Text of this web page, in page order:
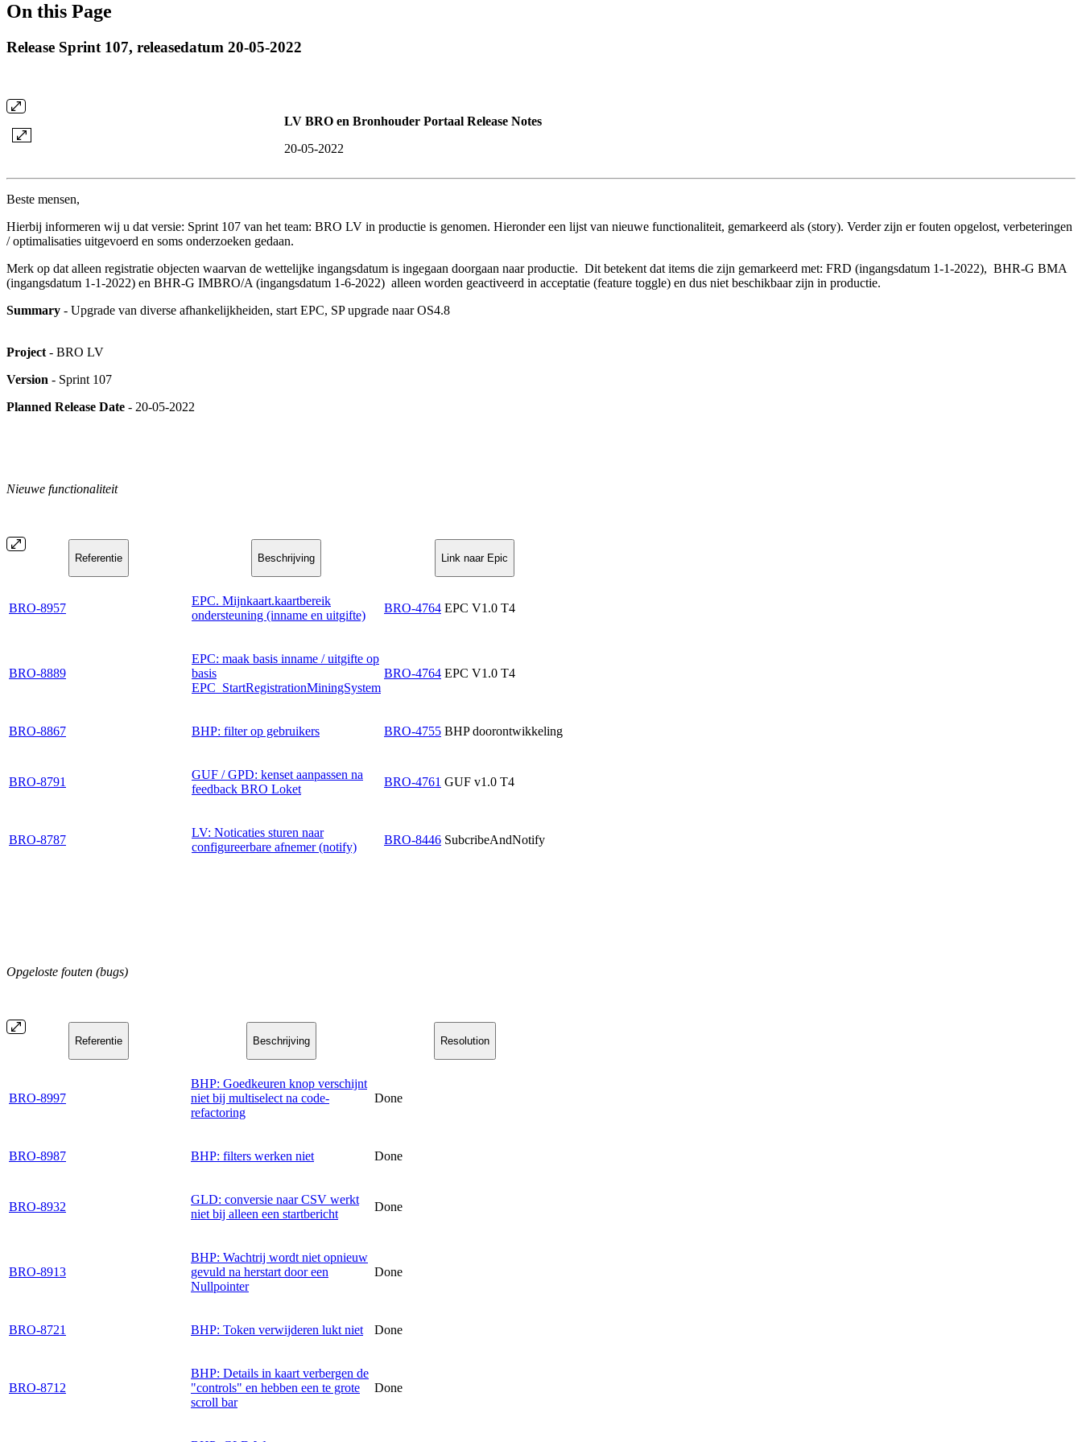
On this Page
Release Sprint 107, releasedatum 20-05-2022
LV BRO en Bronhouder Portaal Release Notes
20-05-2022
Beste mensen,
Hierbij informeren wij u dat versie: Sprint 107 van het team: BRO LV in productie is genomen. Hieronder een lijst van nieuwe functionaliteit, gemarkeerd als (story). Verder zijn er fouten opgelost, verbeteringen
/ optimalisaties uitgevoerd en soms onderzoeken gedaan.
Merk op dat alleen registratie objecten waarvan de wettelijke ingangsdatum is ingegaan doorgaan naar productie. Dit betekent dat items die zijn gemarkeerd met: FRD (ingangsdatum 1-1-2022), BHR-G BMA
(ingangsdatum 1-1-2022) en BHR-G IMBRO/A (ingangsdatum 1-6-2022) alleen worden geactiveerd in acceptatie (feature toggle) en dus niet beschikbaar zijn in productie.
Summary - Upgrade van diverse afhankelijkheiden, start EPC, SP upgrade naar OS4.8
Project - BRO LV
Version - Sprint 107
Planned Release Date - 20-05-2022
Nieuwe functionaliteit
Referentie Beschrijving Link naar Epic
BRO-8957
EPC. Mijnkaart.kaartbereik
ondersteuning (inname en uitgifte)
BRO-4764 EPC V1.0 T4
BRO-8889
EPC: maak basis inname / uitgifte op
basis
EPC_StartRegistrationMiningSystem
BRO-4764 EPC V1.0 T4
BRO-8867 BHP: filter op gebruikers BRO-4755 BHP doorontwikkeling
BRO-8791
GUF / GPD: kenset aanpassen na
feedback BRO Loket
BRO-4761 GUF v1.0 T4
BRO-8787
LV: Noticaties sturen naar
configureerbare afnemer (notify)
BRO-8446 SubcribeAndNotify
Opgeloste fouten (bugs)
Referentie Beschrijving Resolution
BRO-8997
BHP: Goedkeuren knop verschijnt
niet bij multiselect na code-
refactoring
Done
BRO-8987 BHP: filters werken niet Done
BRO-8932
GLD: conversie naar CSV werkt
niet bij alleen een startbericht
Done
BRO-8913
BHP: Wachtrij wordt niet opnieuw
gevuld na herstart door een
Nullpointer
Done
BRO-8721 BHP: Token verwijderen lukt niet Done
BRO-8712
BHP: Details in kaart verbergen de
"controls" en hebben een te grote
scroll bar
Done